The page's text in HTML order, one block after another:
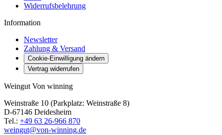
Widerrufsbelehrung
Information
Newsletter
Zahlung & Versand
Cookie-Einwilligung ändern
Vertrag widerrufen
Weingut Von winning
Weinstraße 10 (Parkplatz: Weinstraße 8)
D-67146 Deidesheim
Tel.: +49 63 26-966 870
weingut@von-winning.de